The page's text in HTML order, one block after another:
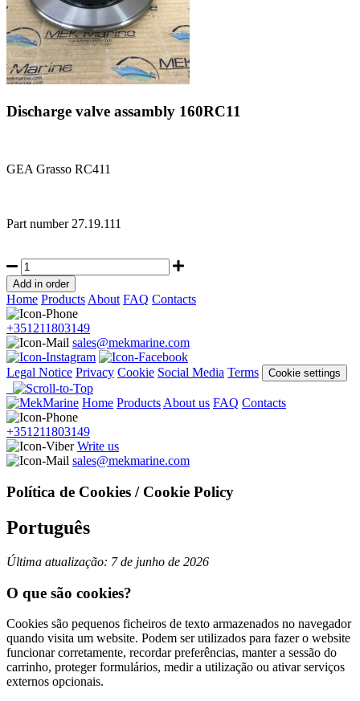
Discharge valve assambly 160RC11
GEA Grasso RC411
Part number27.19.111
Home ProductsAbout FAQ Contacts
+351211803149
sales@mekmarine.com
Legal Notice Privacy Cookie Social Media Terms Cookie settings
Home ProductsAbout us FAQ Contacts
+351211803149
Write us
sales@mekmarine.com
Política de Cookies / Cookie Policy
Português
Última atualização: 7 de junho de 2026
O que são cookies?
Cookies são pequenos ficheiros de texto armazenados no navegador
quando visita um website. Podem ser utilizados para fazer o website
funcionar corretamente, recordar preferências, manter a sessão do
carrinho, proteger formulários, medir a utilização ou ativar serviços
externos opcionais.